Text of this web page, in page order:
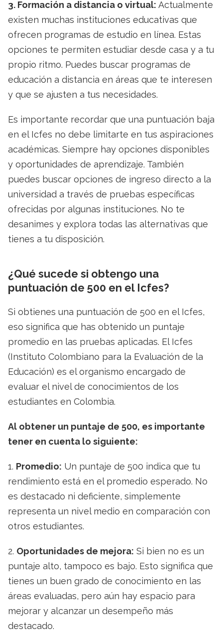
3. Formación a distancia o virtual: Actualmente
existen muchas instituciones educativas que
ofrecen programas de estudio en línea. Estas
opciones te permiten estudiar desde casa y a tu
propio ritmo. Puedes buscar programas de
educación a distancia en áreas que te interesen
y que se ajusten a tus necesidades.
Es importante recordar que una puntuación baja
en el Icfes no debe limitarte en tus aspiraciones
académicas. Siempre hay opciones disponibles
y oportunidades de aprendizaje. También
puedes buscar opciones de ingreso directo a la
universidad a través de pruebas específicas
ofrecidas por algunas instituciones. No te
desanimes y explora todas las alternativas que
tienes a tu disposición.
¿Qué sucede si obtengo una
puntuación de 500 en el Icfes?
Si obtienes una puntuación de 500 en el Icfes,
eso significa que has obtenido un puntaje
promedio en las pruebas aplicadas. El Icfes
(Instituto Colombiano para la Evaluación de la
Educación) es el organismo encargado de
evaluar el nivel de conocimientos de los
estudiantes en Colombia.
Al obtener un puntaje de 500, es importante
tener en cuenta lo siguiente:
1. Promedio: Un puntaje de 500 indica que tu
rendimiento está en el promedio esperado. No
es destacado ni deficiente, simplemente
representa un nivel medio en comparación con
otros estudiantes.
2. Oportunidades de mejora: Si bien no es un
puntaje alto, tampoco es bajo. Esto significa que
tienes un buen grado de conocimiento en las
áreas evaluadas, pero aún hay espacio para
mejorar y alcanzar un desempeño más
destacado.